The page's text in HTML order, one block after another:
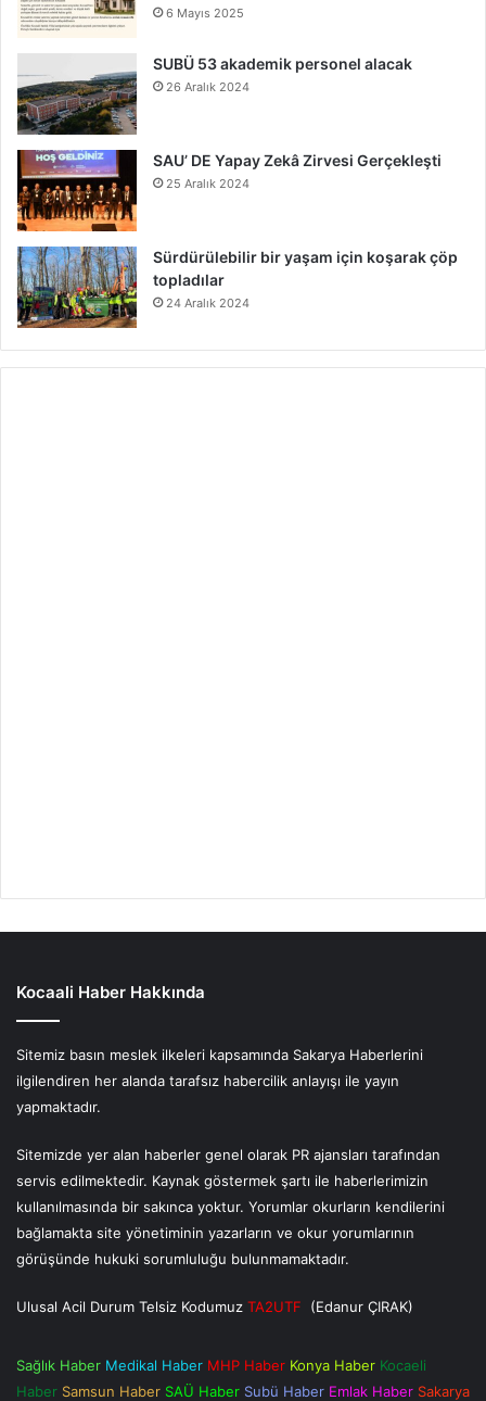
6 Mayıs 2025
SUBÜ 53 akademik personel alacak
26 Aralık 2024
SAU’ DE Yapay Zekâ Zirvesi Gerçekleşti
25 Aralık 2024
Sürdürülebilir bir yaşam için koşarak çöp
topladılar
24 Aralık 2024
Kocaali Haber Hakkında
Sitemiz basın meslek ilkeleri kapsamında Sakarya Haberlerini
ilgilendiren her alanda tarafsız habercilik anlayışı ile yayın
yapmaktadır.
Sitemizde yer alan haberler genel olarak PR ajansları tarafından
servis edilmektedir. Kaynak göstermek şartı ile haberlerimizin
kullanılmasında bir sakınca yoktur. Yorumlar okurların kendilerini
bağlamakta site yönetiminin yazarların ve okur yorumlarının
görüşünde hukuki sorumluluğu bulunmamaktadır.
Ulusal Acil Durum Telsiz Kodumuz TA2UTF (Edanur ÇIRAK)
Sağlık Haber Medikal Haber MHP Haber Konya Haber Kocaeli
Haber Samsun Haber SAÜ Haber Subü Haber Emlak Haber Sakarya